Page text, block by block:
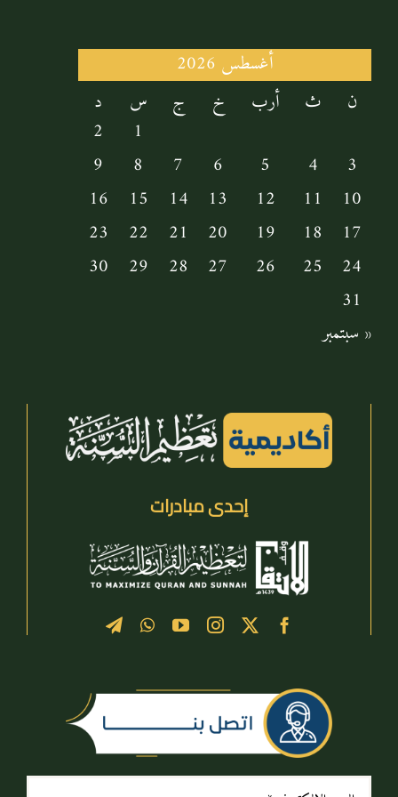
القبول والتسجيل
الخدمات الدراسية
التعريف بالمقررات
أنشطة الأكاديمية
تواصل معنا
أغسطس 2026
ن
ث أرب خ ج س
د
1
2
3
4
5
6
7
8
9
10
11
12
13
14
15
16
17
18
19
20
21
22
23
24
25
26
27
28
29
30
31
« سبتمبر
إحدى مبادرات